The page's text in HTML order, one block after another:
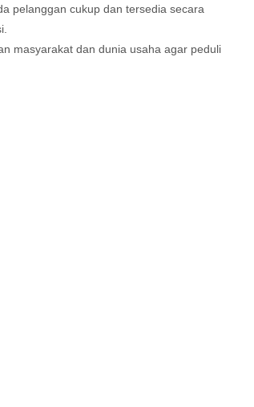
pelanggan cukup dan tersedia secara
masyarakat dan dunia usaha agar peduli